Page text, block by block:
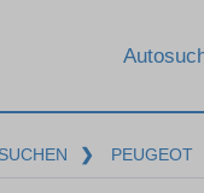
❯ PEUGEOT